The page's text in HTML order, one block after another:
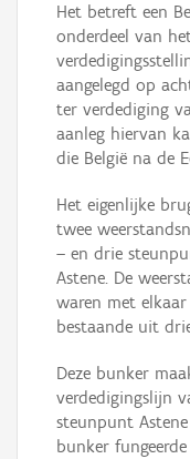
Het betreft een
onderdeel van
aangelegd op
ter verdediging
aanleg hiervan
die België na de
Het eigenlijke
twee
– en drie
Astene. De
waren met
bestaande uit
Deze bunker
verdedigingslijn
steunpunt
bunker